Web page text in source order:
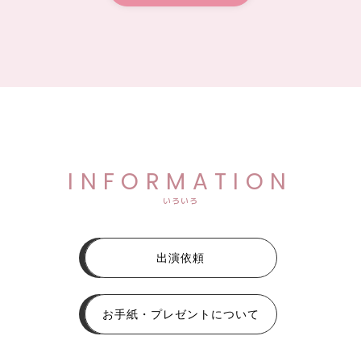
INFORMATION
いろいろ
出演依頼
お手紙・プレゼントについて